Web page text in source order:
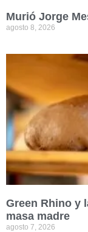
Murió Jorge
agosto 8, 2026
Green Rhino y
masa madre
agosto 7, 2026